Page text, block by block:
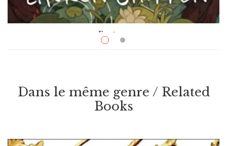
Fantasy
Dans le même genre / Related
Books